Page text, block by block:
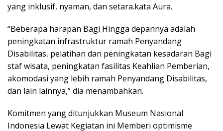
yang inklusif, nyaman, dan setara.kata Aura.
“Beberapa harapan Bagi Hingga depannya adalah
peningkatan infrastruktur ramah Penyandang
Disabilitas, pelatihan dan peningkatan kesadaran Bagi
staf wisata, peningkatan fasilitas Keahlian Pemberian,
akomodasi yang lebih ramah Penyandang Disabilitas,
dan lain lainnya,” dia menambahkan.
Komitmen yang ditunjukkan Museum Nasional
Indonesia Lewat Kegiatan ini Memberi optimisme